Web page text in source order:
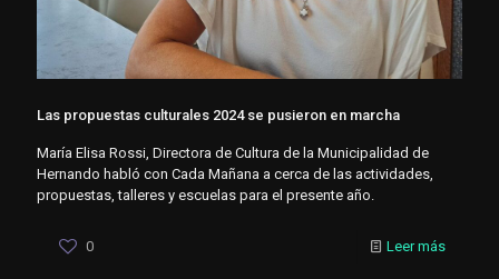
Las propuestas culturales 2024 se pusieron en marcha
María Elisa Rossi, Directora de Cultura de la Municipalidad de
Hernando habló con Cada Mañana a cerca de las actividades,
propuestas, talleres y escuelas para el presente año.
0 Leer más